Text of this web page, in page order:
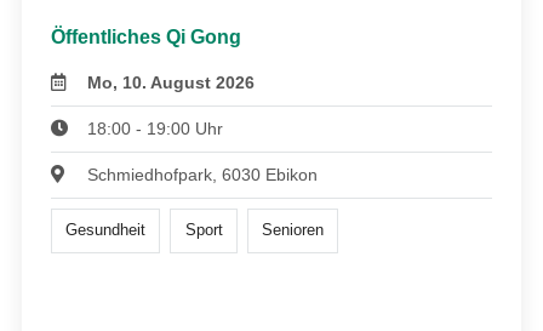
Öffentliches Qi Gong
Mo, 10. August 2026
18:00 - 19:00 Uhr
Schmiedhofpark, 6030 Ebikon
Gesundheit Sport Senioren